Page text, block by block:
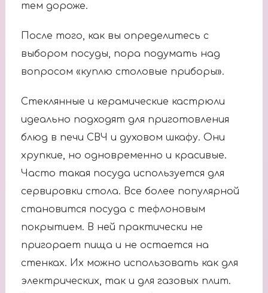
тем дороже.
После того, как вы определитесь с
выбором посуды, пора подумать над
вопросом «куплю столовые приборы».
Стеклянные и керамические кастрюли
идеально подходят для приготовления
блюд в печи СВЧ и духовом шкафу. Они
хрупкие, но одновременно и красивые.
Часто такая посуда используется для
сервировки стола. Все более популярной
становится посуда с тефлоновым
покрытием. В ней практически не
пригорает пища и не остается на
стенках. Их можно использовать как для
электрических, так и для газовых плит.